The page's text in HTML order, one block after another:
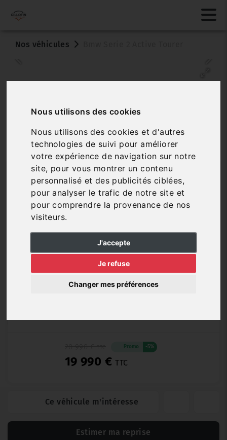
Nous utilisons des cookies
Nous utilisons des cookies et d'autres
technologies de suivi pour améliorer
votre expérience de navigation sur notre
site, pour vous montrer un contenu
personnalisé et des publicités ciblées,
pour analyser le trafic de notre site et
pour comprendre la provenance de nos
visiteurs.
J'accepte
Je refuse
Changer mes préférences
Nos véhicules
Véhicule vendu
BMW SERIE 2 ACTIVE TOURER
225XE BUSINESS DESIGN AUTO
Réf. ARVN 4906 Véhicule sur parc
Hybride
rechargeable
50 339 km 11/2021 Automatique
Promo -5%
19 990 €TTC
Ce véhicule m'intéresse
Estimer ma reprise